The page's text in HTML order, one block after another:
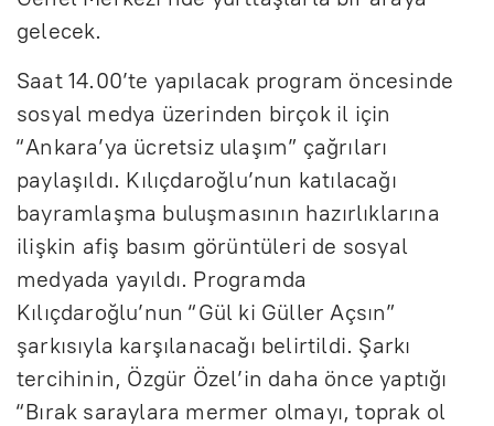
gelecek.
Saat 14.00’te yapılacak program öncesinde
sosyal medya üzerinden birçok il için
“Ankara’ya ücretsiz ulaşım” çağrıları
paylaşıldı. Kılıçdaroğlu’nun katılacağı
bayramlaşma buluşmasının hazırlıklarına
ilişkin afiş basım görüntüleri de sosyal
medyada yayıldı. Programda
Kılıçdaroğlu’nun “Gül ki Güller Açsın”
şarkısıyla karşılanacağı belirtildi. Şarkı
tercihinin, Özgür Özel’in daha önce yaptığı
“Bırak saraylara mermer olmayı, toprak ol